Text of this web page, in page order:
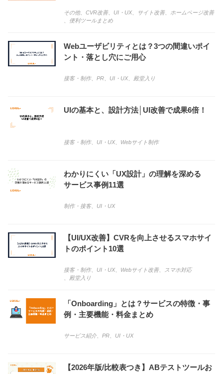
その他、 CVR改善、 UI・UX、 サイト改善、 ホームページ改善
便利ツールまとめ
Webユーザビリティとは？3つの間違いポイ
ント・落とし穴にご用心
接客・制作、 PR UI・UX、 殿堂入り
UIの基本と、設計方法│UI改善で成果6倍！
接客・制作、 UI・UX、 Webサイト制作
わかりにくい「UX設計」の理解を深める
サービス事例11選
制作・接客、 UI・UX
【UI/UX改善】CVRを向上させるスマホサイ
トのポイント10選
接客・制作、 UI・UX、 Webサイト改善、
スマホ対応
殿堂入り
「Onboarding」とは？サービスの特徴・事
例・主要機能・料金まとめ
サービス紹介、 PR UI・UX
【2026年版/比較表つき】ABテストツールお